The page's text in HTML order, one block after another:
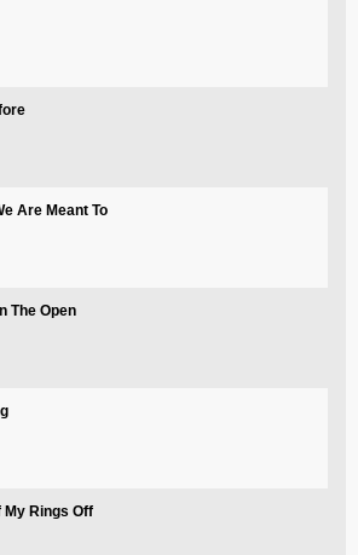
Are Meant To
The Open
My Rings Off